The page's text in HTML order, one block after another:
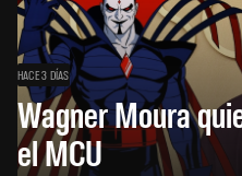
HACE 3 DÍAS
Wagner Moura
el MCU